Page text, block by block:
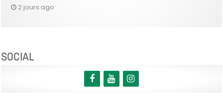
2 jours ago
SOCIAL